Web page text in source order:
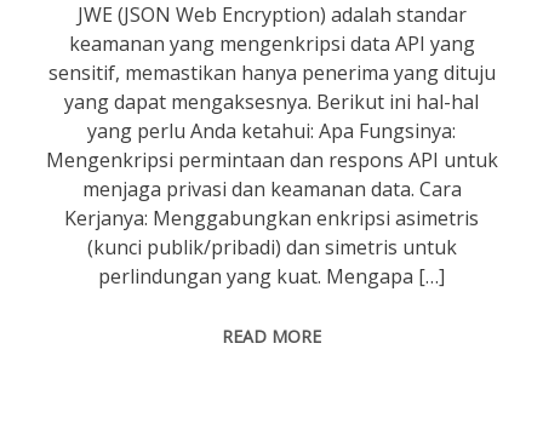
JWE (JSON Web Encryption) adalah standar
keamanan yang mengenkripsi data API yang
sensitif, memastikan hanya penerima yang dituju
yang dapat mengaksesnya. Berikut ini hal-hal
yang perlu Anda ketahui: Apa Fungsinya:
Mengenkripsi permintaan dan respons API untuk
menjaga privasi dan keamanan data. Cara
Kerjanya: Menggabungkan enkripsi asimetris
(kunci publik/pribadi) dan simetris untuk
perlindungan yang kuat. Mengapa […]
READ MORE